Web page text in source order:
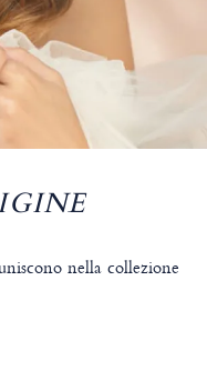
nella collezione